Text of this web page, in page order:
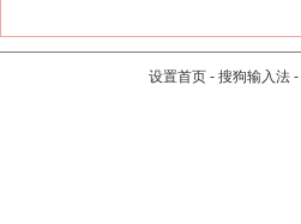
设置首页 - 搜狗输入法 -